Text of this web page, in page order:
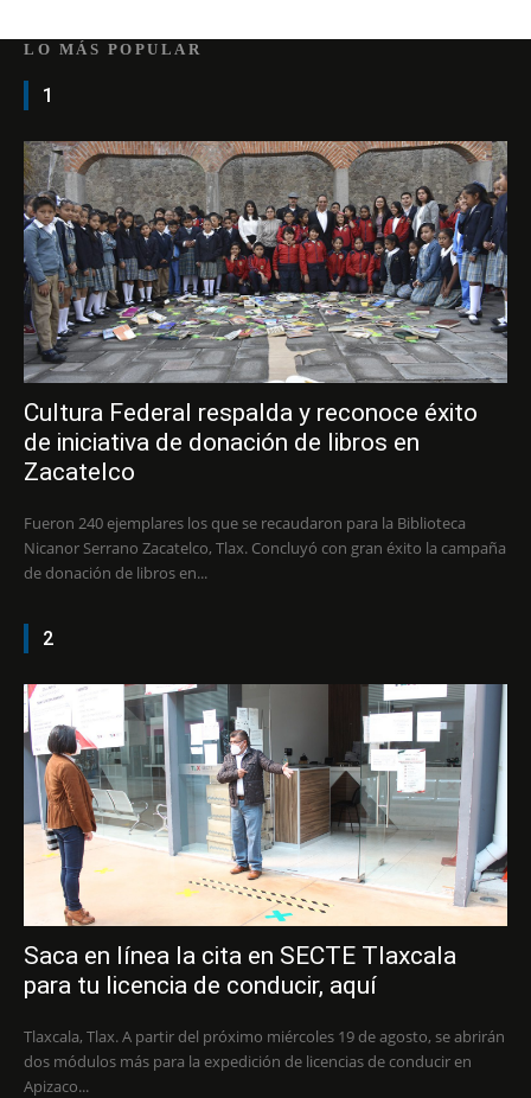
LO MÁS POPULAR
1
Cultura Federal respalda y reconoce éxito
de iniciativa de donación de libros en
Zacatelco
Fueron 240 ejemplares los que se recaudaron para la Biblioteca
Nicanor Serrano Zacatelco, Tlax. Concluyó con gran éxito la campaña
de donación de libros en...
2
Saca en línea la cita en SECTE Tlaxcala
para tu licencia de conducir, aquí
Tlaxcala, Tlax. A partir del próximo miércoles 19 de agosto, se abrirán
dos módulos más para la expedición de licencias de conducir en
Apizaco...